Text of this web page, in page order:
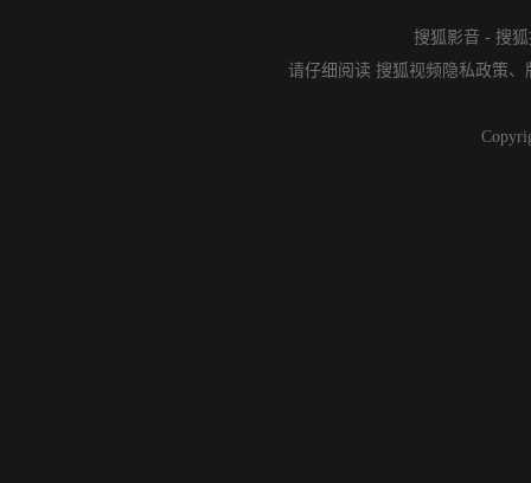
搜狐影音 - 搜
请仔细阅读 搜狐视频隐私政策、